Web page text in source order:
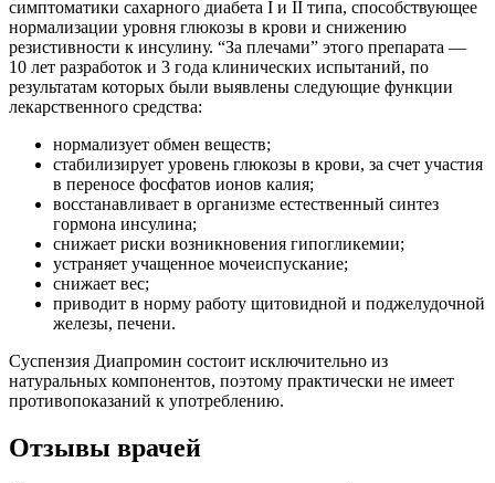
симптоматики сахарного диабета I и II типа, способствующее
нормализации уровня глюкозы в крови и снижению
резистивности к инсулину. “За плечами” этого препарата —
10 лет разработок и 3 года клинических испытаний, по
результатам которых были выявлены следующие функции
лекарственного средства:
нормализует обмен веществ;
стабилизирует уровень глюкозы в крови, за счет участия
в переносе фосфатов ионов калия;
восстанавливает в организме естественный синтез
гормона инсулина;
снижает риски возникновения гипогликемии;
устраняет учащенное мочеиспускание;
снижает вес;
приводит в норму работу щитовидной и поджелудочной
железы, печени.
Суспензия Диапромин состоит исключительно из
натуральных компонентов, поэтому практически не имеет
противопоказаний к употреблению.
Отзывы врачей